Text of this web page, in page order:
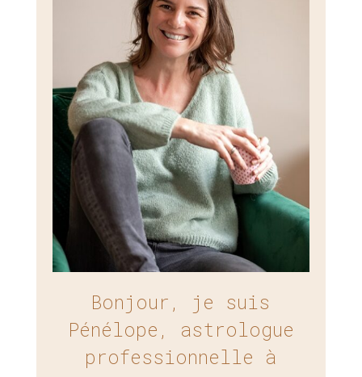
Bonjour, je suis
Pénélope, astrologue
professionnelle à